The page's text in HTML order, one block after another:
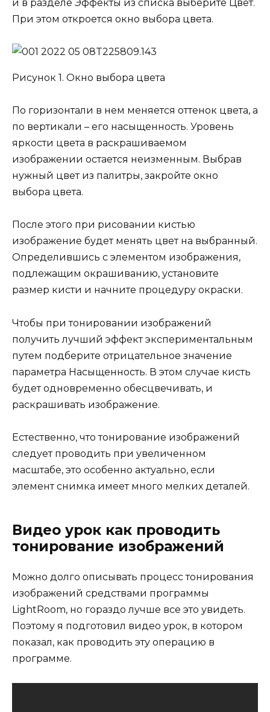
и в разделе Эффекты из списка выберите Цвет.
При этом откроется окно выбора цвета.
Рисунок 1. Окно выбора цвета
По горизонтали в нем меняется оттенок цвета, а
по вертикали – его насыщенность. Уровень
яркости цвета в раскрашиваемом
изображении остается неизменным. Выбрав
нужный цвет из палитры, закройте окно
выбора цвета.
После этого при рисовании кистью
изображение будет менять цвет на выбранный.
Определившись с элементом изображения,
подлежащим окрашиванию, установите
размер кисти и начните процедуру окраски.
Чтобы при тонировании изображений
получить лучший эффект экспериментальным
путем подберите отрицательное значение
параметра Насыщенность. В этом случае кисть
будет одновременно обесцвечивать, и
раскрашивать изображение.
Естественно, что тонирование изображений
следует проводить при увеличенном
масштабе, это особенно актуально, если
элемент снимка имеет много мелких деталей.
Видео урок как проводить
тонирование изображений
Можно долго описывать процесс тонирования
изображений средствами программы
LightRoom, но гораздо лучше все это увидеть.
Поэтому я подготовил видео урок, в котором
показал, как проводить эту операцию в
программе.